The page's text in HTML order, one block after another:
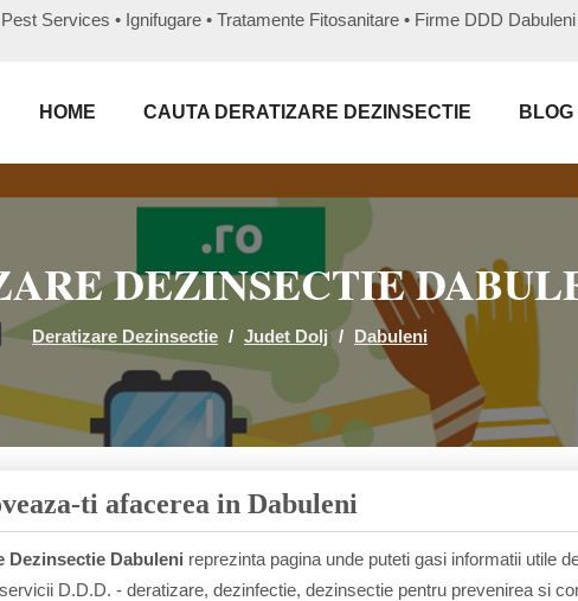
Services • Ignifugare • Tratamente Fitosanitare • Firme DDD Dabuleni
HOME CAUTA DERATIZARE DEZINSECTIE BLOG
DEZINSECTIE
Deratizare Dezinsectie / Judet Dolj / Dabuleni
ti afacerea in Dabuleni
Dezinsectie Dabuleni reprezinta pagina unde puteti gasi informatii utile
D.D.D. - deratizare, dezinfectie, dezinsectie pentru prevenirea si